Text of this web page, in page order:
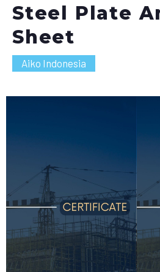
Steel Plate
Sheet
Aiko Indonesia